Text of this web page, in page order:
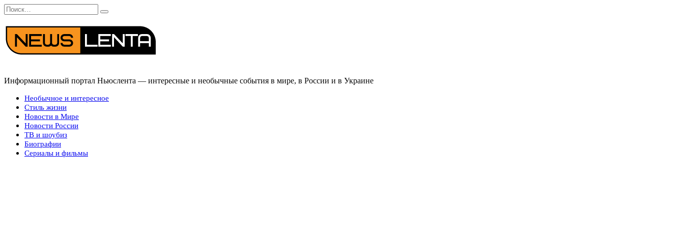
Перейти
к
содержанию
Search
for:
Информационный портал Ньюслента — интересные и необычные события в мире, в России и в Украине
Необычное и интересное
Стиль жизни
Новости в Мире
Новости России
ТВ и шоубиз
Биографии
Сериалы и фильмы